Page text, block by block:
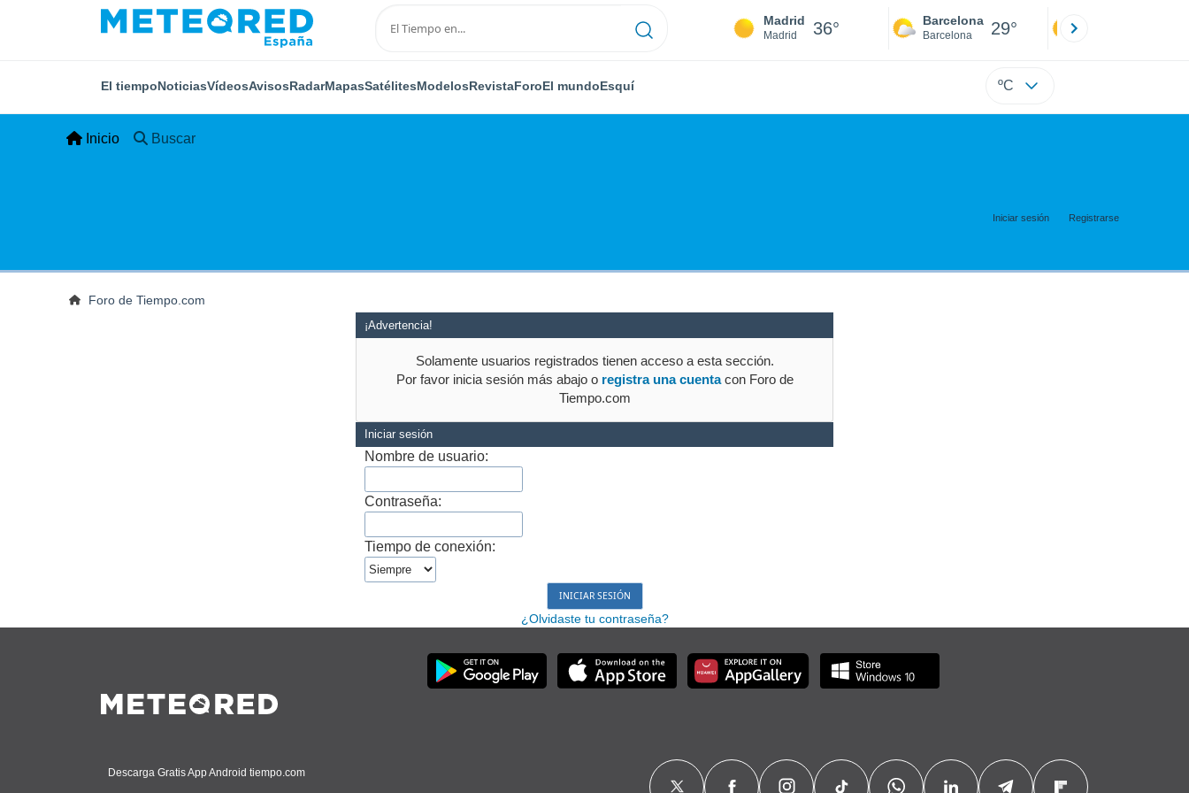
Madrid
Madrid 36° Barcelona
Barcelona 29°
El tiempoNoticiasVídeosAvisosRadarMapasSatélitesModelosRevistaForoEl mundoEsquí ºC
Inicio Buscar
Iniciar sesión Registrarse
Foro de Tiempo.com
¡Advertencia!
Solamente usuarios registrados tienen acceso a esta sección.
Por favor inicia sesión más abajo o registra una cuentacon Foro de
Tiempo.com
Iniciar sesión
Nombre de usuario:
Contraseña:
Tiempo de conexión:
¿Olvidaste tu contraseña?
Descarga Gratis App Android tiempo.com